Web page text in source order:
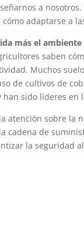
a
adaptarse a
más el
saben
Muchos
de cultivos de
sido líderes en
atención sobre la
cadena de
la seguridad